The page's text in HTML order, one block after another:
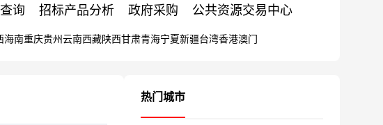
询 招标产品分析 政府采购 公共资源交易中心
海南重庆贵州 云南西藏陕西甘肃青海宁夏新疆台湾香港澳门
热门城市